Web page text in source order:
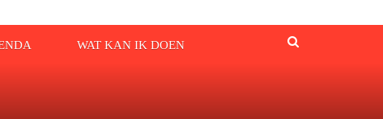
WAT KAN IK DOEN